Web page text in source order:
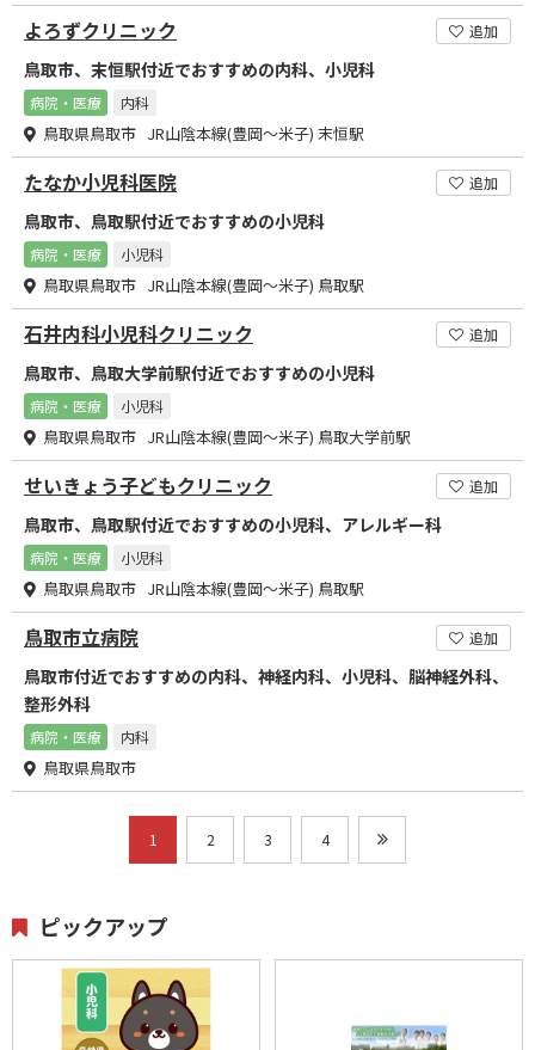
よろずクリニック 追加
鳥取市、末恒駅付近でおすすめの内科、小児科
病院・医療 内科
鳥取県鳥取市 JR山陰本線(豊岡～米子) 末恒駅
たなか小児科医院 追加
鳥取市、鳥取駅付近でおすすめの小児科
病院・医療 小児科
鳥取県鳥取市 JR山陰本線(豊岡～米子) 鳥取駅
石井内科小児科クリニック 追加
鳥取市、鳥取大学前駅付近でおすすめの小児科
病院・医療 小児科
鳥取県鳥取市 JR山陰本線(豊岡～米子) 鳥取大学前駅
せいきょう子どもクリニック 追加
鳥取市、鳥取駅付近でおすすめの小児科、アレルギー科
病院・医療 小児科
鳥取県鳥取市 JR山陰本線(豊岡～米子) 鳥取駅
鳥取市立病院 追加
鳥取市付近でおすすめの内科、神経内科、小児科、脳神経外科、
整形外科
病院・医療 内科
鳥取県鳥取市
1 2 3 4
ピックアップ